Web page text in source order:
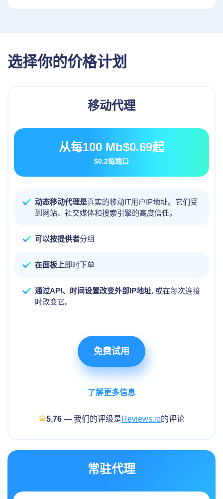
选择你的价格计划
移动代理
从每100 Mb$0.69起
$0.2每端口
动态移动代理是真实的移动IT用户IP地址。它们受
到网站、社交媒体和搜索引擎的高度信任。
可以按提供者分组
在面板上即时下单
通过API、时间设置改变外部IP地址, 或在每次连接
时改变它。
免费试用
了解更多信息
5.76 — 我们的评级是Reviews.io的评论
常驻代理